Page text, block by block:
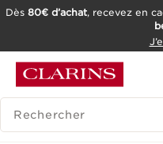
OUTIL D'ACCESSIBILITÉ
Dès 80€ d’achat, recevez en
HISTORIQUE DES